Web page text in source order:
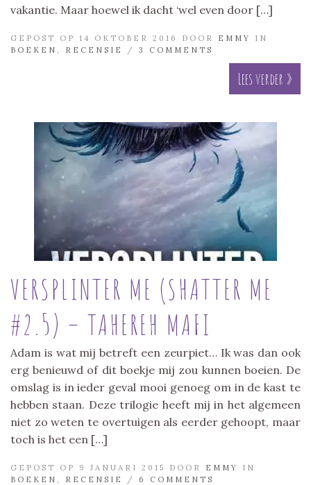
vakantie. Maar hoewel ik dacht ‘wel even door […]
GEPOST OP 14 OKTOBER 2016 DOOR EMMY
IN
BOEKEN
RECENSIE / 3 COMMENTS
Lees verder »
VERSPLINTER ME (SHATTER ME
#2.5) – TAHEREH MAFI
Adam is wat mij betreft een zeurpiet… Ik was dan ook
erg benieuwd of dit boekje mij zou kunnen boeien. De
omslag is in ieder geval mooi genoeg om in de kast te
hebben staan. Deze trilogie heeft mij in het algemeen
niet zo weten te overtuigen als eerder gehoopt, maar
toch is het een […]
GEPOST OP 9 JANUARI 2015 DOOR EMMY
IN
BOEKEN
RECENSIE / 6 COMMENTS